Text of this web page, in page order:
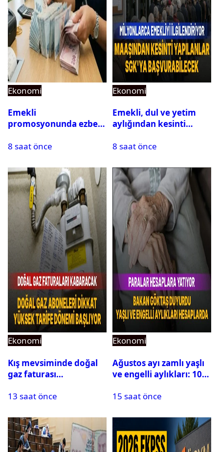
Ekonomi
Emekli
promosyonunda ezber
kadar promosyon
8 saat önce
Ekonomi
Emekli, dul ve yetim
aylığından kesinti
başvurabilecek
8 saat önce
Ekonomi
Kış mevsiminde doğal
gaz faturası
Abonelerin yüzde 35-
13 saat önce
Ekonomi
Ağustos ayı zamlı yaşlı
ve engelli aylıkları: 10,3
yatıyor
15 saat önce